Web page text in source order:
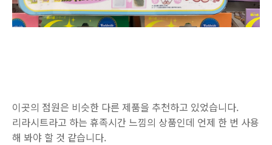
이곳의 점원은 비슷한 다른 제품을 추천하고 있었습니다.
리라시트라고 하는 휴족시간 느낌의 상품인데 언제 한 번 사용
해 봐야 할 것 같습니다.